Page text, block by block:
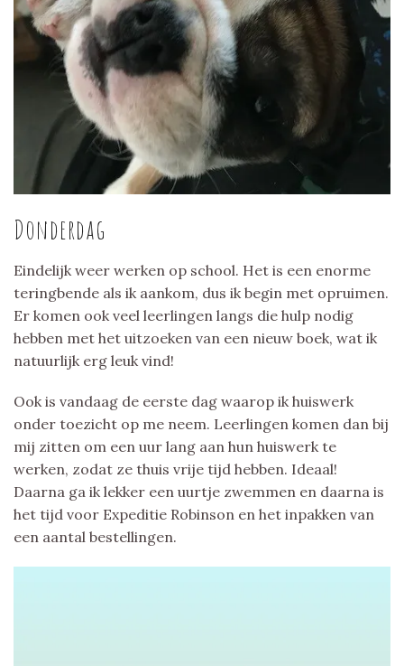
Donderdag
Eindelijk weer werken op school. Het is een enorme
teringbende als ik aankom, dus ik begin met opruimen.
Er komen ook veel leerlingen langs die hulp nodig
hebben met het uitzoeken van een nieuw boek, wat ik
natuurlijk erg leuk vind!
Ook is vandaag de eerste dag waarop ik huiswerk
onder toezicht op me neem. Leerlingen komen dan bij
mij zitten om een uur lang aan hun huiswerk te
werken, zodat ze thuis vrije tijd hebben. Ideaal!
Daarna ga ik lekker een uurtje zwemmen en daarna is
het tijd voor Expeditie Robinson en het inpakken van
een aantal bestellingen.